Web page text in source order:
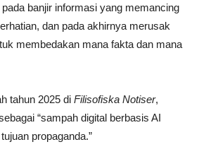
banjir informasi yang memancing
dan pada akhirnya merusak
membedakan mana fakta dan mana
tahun 2025 di Filisofiska Notiser,
“sampah digital berbasis AI
propaganda.”